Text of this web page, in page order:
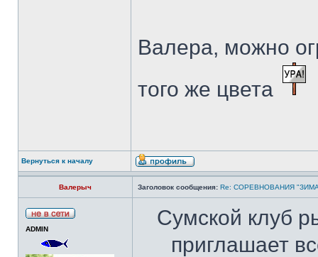
Валера, можно
того же цвета
Вернуться к началу
Валерыч Заголовок сообщения: Re: СОРЕВНОВАНИЯ
ADMIN
Сумской клуб
приглашает